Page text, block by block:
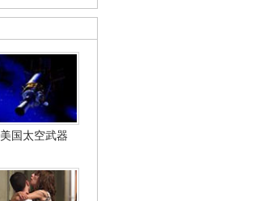
美国太空武器